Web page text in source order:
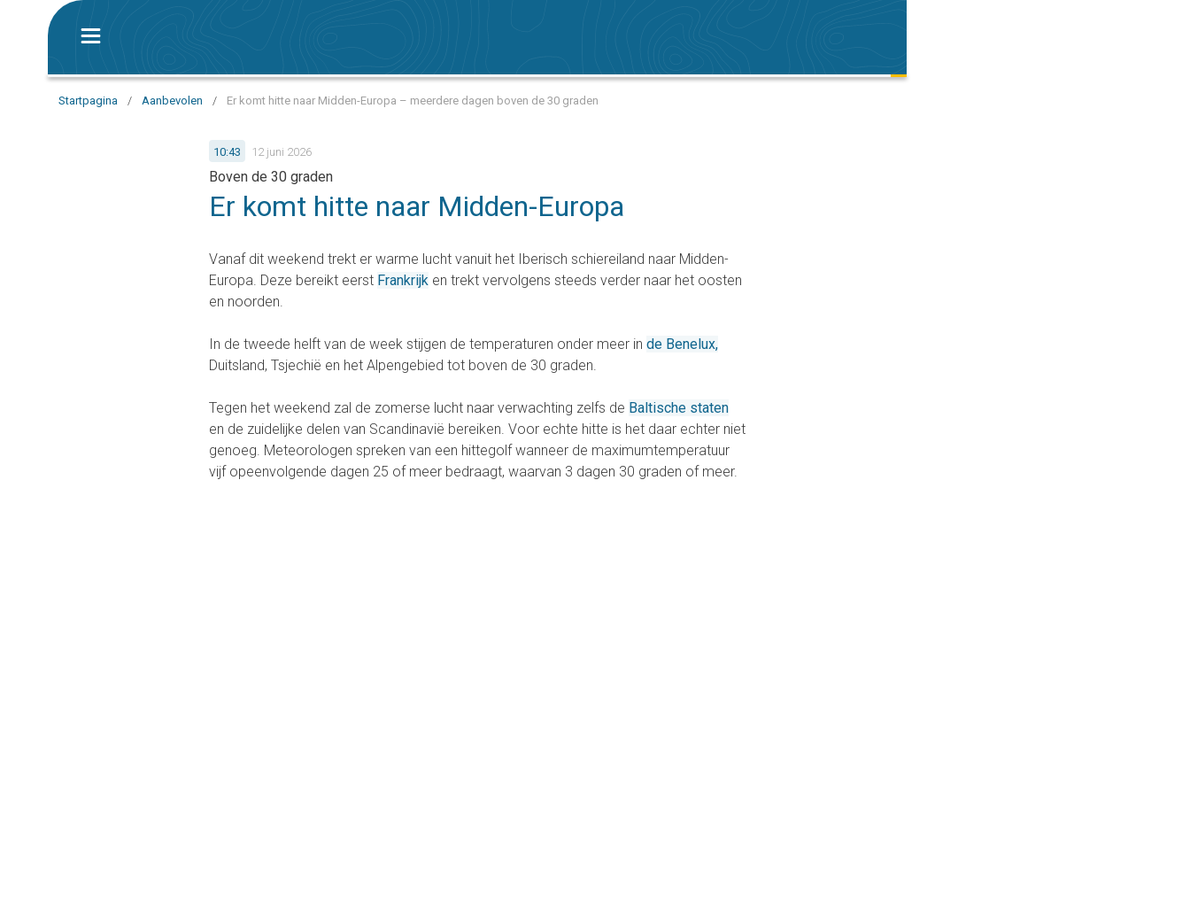
Startpagina / Aanbevolen / Er komt hitte naar Midden-Europa – meerdere dagen boven de 30 graden
10:43 12 juni 2026
Boven de 30 graden
Er komt hitte naar Midden-Europa
Vanaf dit weekend trekt er warme lucht vanuit het Iberisch schiereiland naar Midden-
Europa. Deze bereikt eerst Frankrijk en trekt vervolgens steeds verder naar het oosten
en noorden.
In de tweede helft van de week stijgen de temperaturen onder meer in de Benelux,
Duitsland, Tsjechië en het Alpengebied tot boven de 30 graden.
Tegen het weekend zal de zomerse lucht naar verwachting zelfs de Baltische staten
en de zuidelijke delen van Scandinavië bereiken. Voor echte hitte is het daar echter niet
genoeg. Meteorologen spreken van een hittegolf wanneer de maximumtemperatuur
vijf opeenvolgende dagen 25 of meer bedraagt, waarvan 3 dagen 30 graden of meer.